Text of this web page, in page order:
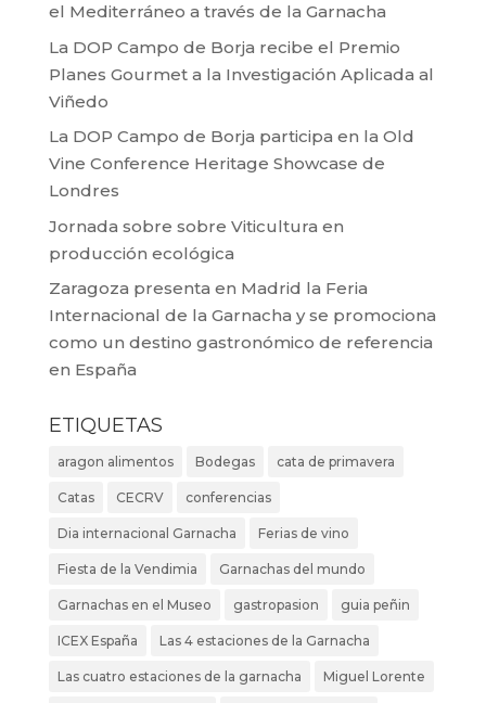
el Mediterráneo a través de la Garnacha
La DOP Campo de Borja recibe el Premio
Planes Gourmet a la Investigación Aplicada al
Viñedo
La DOP Campo de Borja participa en la Old
Vine Conference Heritage Showcase de
Londres
Jornada sobre sobre Viticultura en
producción ecológica
Zaragoza presenta en Madrid la Feria
Internacional de la Garnacha y se promociona
como un destino gastronómico de referencia
en España
ETIQUETAS
aragon alimentos Bodegas cata de primavera
Catas CECRV conferencias
Dia internacional Garnacha Ferias de vino
Fiesta de la Vendimia Garnachas del mundo
Garnachas en el Museo gastropasion guia peñin
ICEX España Las 4 estaciones de la Garnacha
Las cuatro estaciones de la garnacha Miguel Lorente